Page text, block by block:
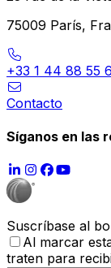
75009 París,
+33 1 44 88 55
Contacto
Síganos en las
Suscríbase al
Al marcar
traten para